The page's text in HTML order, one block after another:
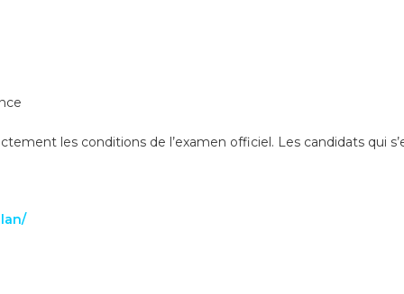
les conditions de l’examen officiel. Les candidats qui